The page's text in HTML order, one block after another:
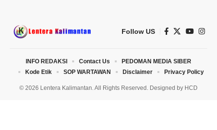
Follow US
© 2026 Lentera Kalimantan. All Rights Reserved. Designed by HCD
INFO REDAKSI Contact Us
PEDOMAN MEDIA SIBER
Kode Etik
SOP WARTAWAN Disclaimer Privacy Policy